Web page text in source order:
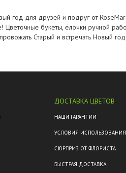
год для друзей и подруг от
букеты, ёлочки ручной
Старый и встречать Новый
ДОСТАВКА ЦВЕТОВ
НАШИ ГАРАНТИИ
УСЛОВИЯ
СЮРПРИЗ ОТ ФЛОРИСТА
БЫСТРАЯ ДОСТАВКА